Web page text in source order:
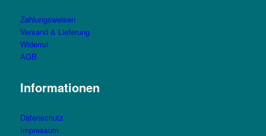
Zahlungsweisen
Versand & Lieferung
Widerruf
AGB
Informationen
Datenschutz
Impressum